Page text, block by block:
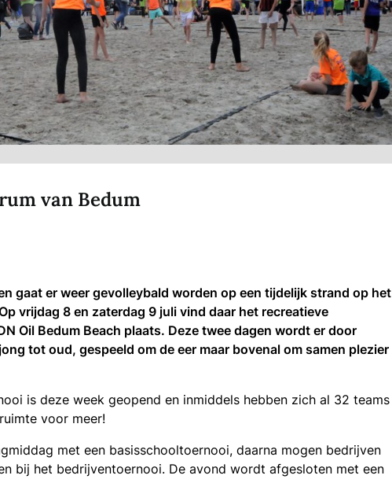
van Bedum
gaat er weer gevolleybald worden op een tijdelijk strand op het
vrijdag 8 en zaterdag 9 juli vind daar het recreatieve
Oil Bedum Beach plaats. Deze twee dagen wordt er door
tot oud, gespeeld om de eer maar bovenal om samen plezier
is deze week geopend en inmiddels hebben zich al 32 teams
voor meer!
met een basisschooltoernooi, daarna mogen bedrijven
bij het bedrijventoernooi. De avond wordt afgesloten met een